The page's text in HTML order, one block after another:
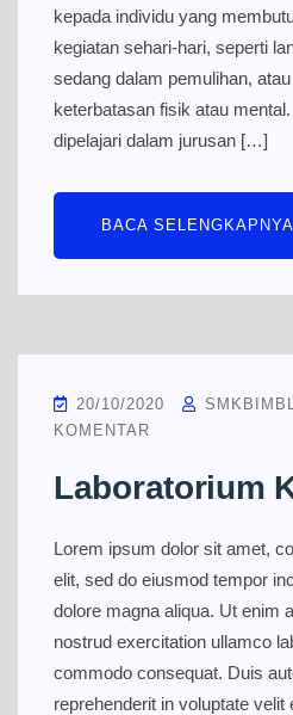
kepada individu yang
kegiatan sehari-hari, seperti
sedang dalam pemulihan,
keterbatasan fisik atau
dipelajari dalam jurusan […]
BACA
20/10/2020
KOMENTAR
Laboratorium
Lorem ipsum dolor sit amet,
elit, sed do eiusmod tempor
dolore magna aliqua. Ut enim
nostrud exercitation ullamco
commodo consequat. Duis
reprehenderit in voluptate